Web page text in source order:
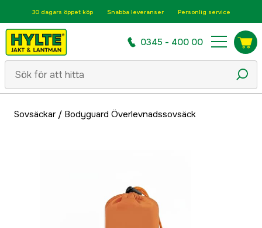
30 dagars öppet köp Snabba leveranser Personlig service
0345 - 400 00
Sovsäckar/ Bodyguard Överlevnadssovsäck